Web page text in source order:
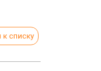
к списку